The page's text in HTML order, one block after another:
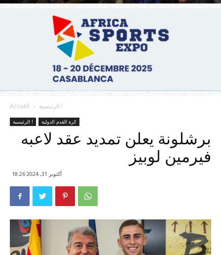
Accueil الرئيسية !
الرئيسية ! كرة القدم الدولية
برشلونة يعلن تمديد عقد لاعبه
فيرمين لوبيز
أكتوبر 31, 2024 18:26